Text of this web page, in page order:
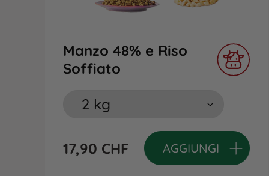
Manzo 48% e Riso
Soffiato
17,90 CHF AGGIUNGI